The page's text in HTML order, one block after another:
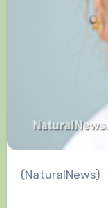
(NaturalNews)